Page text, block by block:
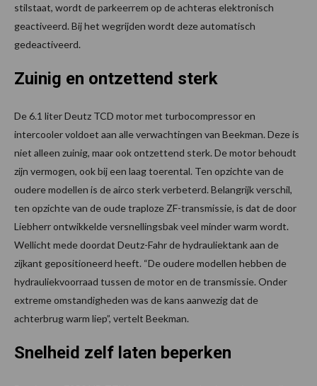
stilstaat, wordt de parkeerrem op de achteras elektronisch
geactiveerd. Bij het wegrijden wordt deze automatisch
gedeactiveerd.
Zuinig en ontzettend sterk
De 6.1 liter Deutz TCD motor met turbocompressor en
intercooler voldoet aan alle verwachtingen van Beekman. Deze is
niet alleen zuinig, maar ook ontzettend sterk. De motor behoudt
zijn vermogen, ook bij een laag toerental. Ten opzichte van de
oudere modellen is de airco sterk verbeterd. Belangrijk verschil,
ten opzichte van de oude traploze ZF-transmissie, is dat de door
Liebherr ontwikkelde versnellingsbak veel minder warm wordt.
Wellicht mede doordat Deutz-Fahr de hydrauliektank aan de
zijkant gepositioneerd heeft. “De oudere modellen hebben de
hydrauliekvoorraad tussen de motor en de transmissie. Onder
extreme omstandigheden was de kans aanwezig dat de
achterbrug warm liep”, vertelt Beekman.
Snelheid zelf laten beperken